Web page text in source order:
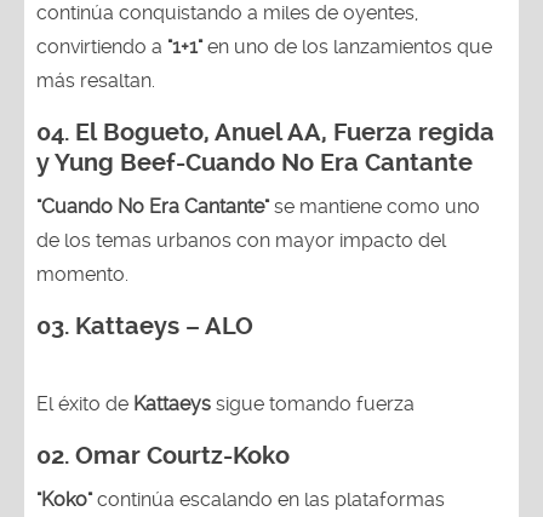
continúa conquistando a miles de oyentes,
convirtiendo a "1+1"en uno de los lanzamientos que
más resaltan.
04. El Bogueto, Anuel AA, Fuerza regida
y Yung Beef-Cuando No Era Cantante
"Cuando No Era Cantante"se mantiene como uno
de los temas urbanos con mayor impacto del
momento.
03. Kattaeys – ALO
El éxito de Kattaeys sigue tomando fuerza
02. Omar Courtz-Koko
"Koko"continúa escalando en las plataformas